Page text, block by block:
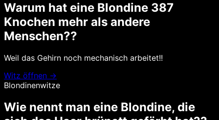
Warum hat eine Blondine 387
Knochen mehr als andere
Menschen??
Weil das Gehirn noch mechanisch arbeitet!!
Witz öffnen →
Blondinenwitze
Wie nennt man eine Blondine, die